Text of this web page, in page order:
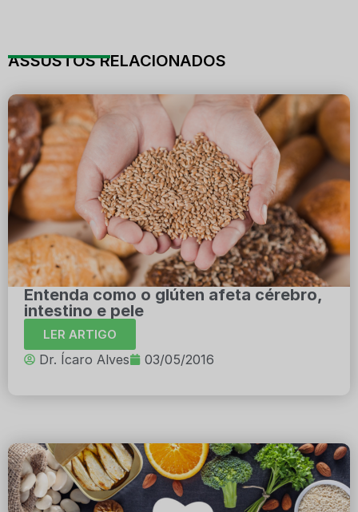
ASSUSTOS RELACIONADOS
Entenda como o glúten afeta cérebro,
intestino e pele
LER ARTIGO
Dr. Ícaro Alves 03/05/2016